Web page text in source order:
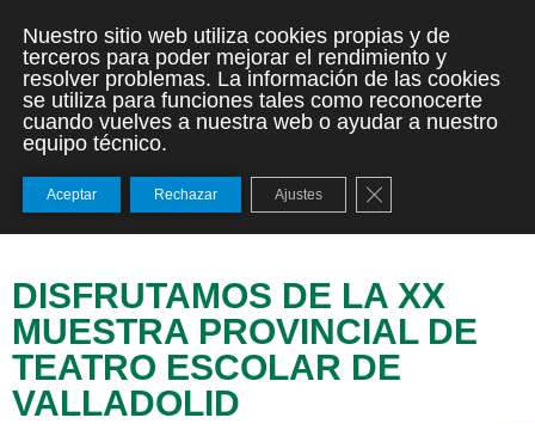
DISFRUTAMOS DE LA XX
MUESTRA PROVINCIAL DE
TEATRO ESCOLAR DE
VALLADOLID
Nuestro sitio web utiliza cookies propias y de
terceros para poder mejorar el rendimiento y
resolver problemas. La información de las cookies
se utiliza para funciones tales como reconocerte
cuando vuelves a nuestra web o ayudar a nuestro
equipo técnico.
Aceptar Rechazar Ajustes Cerrar el banner de